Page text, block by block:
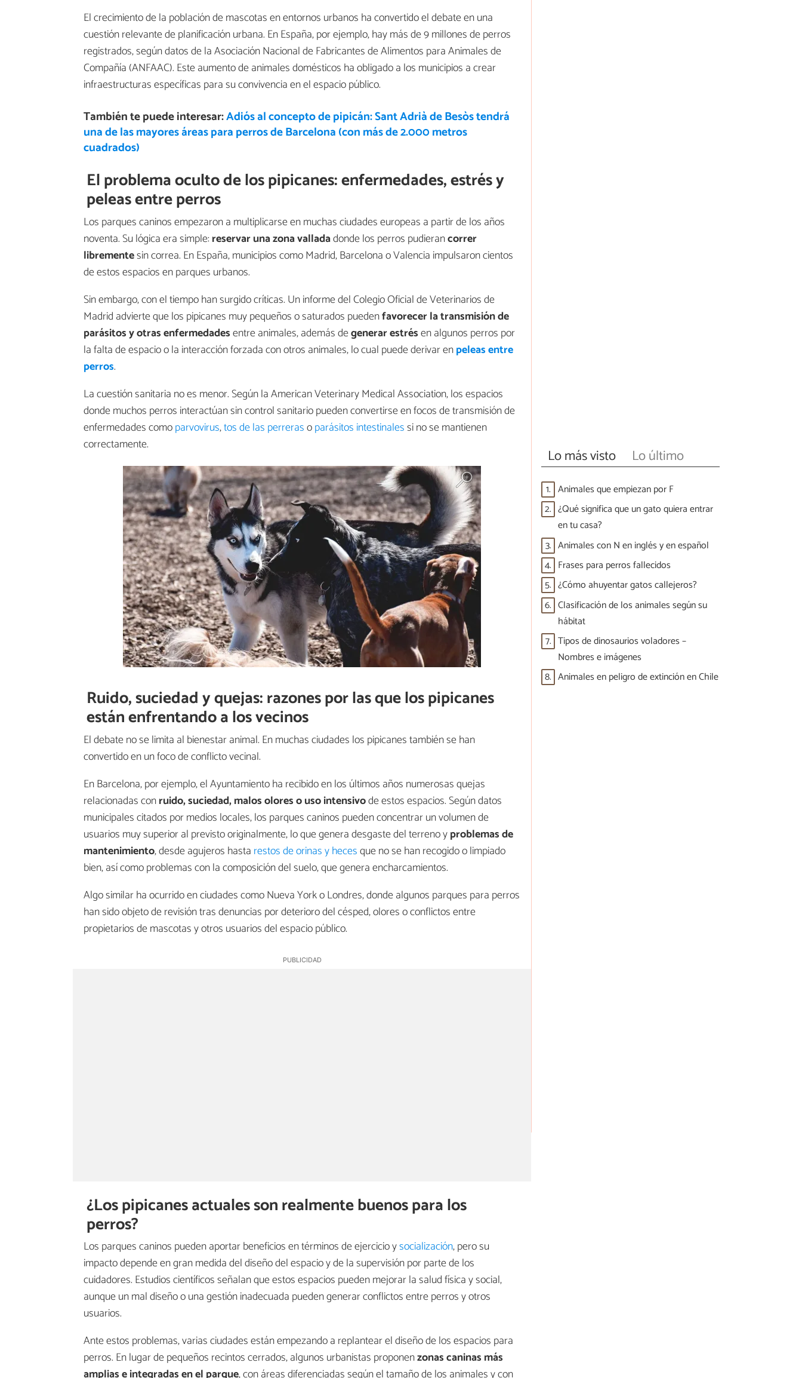
El crecimiento de la población de mascotas en entornos urbanos ha convertido el debate en una
cuestión relevante de planificación urbana. En España, por ejemplo, hay más de 9 millones de perros
registrados, según datos de la Asociación Nacional de Fabricantes de Alimentos para Animales de
Compañía (ANFAAC). Este aumento de animales domésticos ha obligado a los municipios a crear
infraestructuras específicas para su convivencia en el espacio público.
También te puede interesar:Adiós al concepto de pipicán: Sant Adrià de Besòs tendrá
una de las mayores áreas para perros de Barcelona (con más de 2.000 metros
cuadrados)
El problema oculto de los pipicanes: enfermedades, estrés y
peleas entre perros
Los parques caninos empezaron a multiplicarse en muchas ciudades europeas a partir de los años
noventa. Su lógica era simple:reservar una zona valladadonde los perros pudierancorrer
librementesin correa. En España, municipios como Madrid, Barcelona o Valencia impulsaron cientos
de estos espacios en parques urbanos.
Sin embargo, con el tiempo han surgido críticas. Un informe del Colegio Oficial de Veterinarios de
Madrid advierte que los pipicanes muy pequeños o saturados puedenfavorecer la transmisión de
parásitos y otras enfermedadesentre animales, además degenerar estrésen algunos perros por
la falta de espacio o la interacción forzada con otros animales, lo cual puede derivar enpeleas entre
perros.
La cuestión sanitaria no es menor. Según la American Veterinary Medical Association, los espacios
donde muchos perros interactúan sin control sanitario pueden convertirse en focos de transmisión de
enfermedades comoparvovirus,tos de las perrerasoparásitos intestinalessi no se mantienen
correctamente.
Ruido, suciedad y quejas: razones por las que los pipicanes
están enfrentando a los vecinos
El debate no se limita al bienestar animal. En muchas ciudades los pipicanes también se han
convertido en un foco de conflicto vecinal.
En Barcelona, por ejemplo, el Ayuntamiento ha recibido en los últimos años numerosas quejas
relacionadas conruido, suciedad, malos olores o uso intensivode estos espacios. Según datos
municipales citados por medios locales, los parques caninos pueden concentrar un volumen de
usuarios muy superior al previsto originalmente, lo que genera desgaste del terreno yproblemas de
mantenimiento, desde agujeros hasta restos de orinas y hecesque no se han recogido o limpiado
bien, así como problemas con la composición del suelo, que genera encharcamientos.
Algo similar ha ocurrido en ciudades como Nueva York o Londres, donde algunos parques para perros
han sido objeto de revisión tras denuncias por deterioro del césped, olores o conflictos entre
propietarios de mascotas y otros usuarios del espacio público.
¿Los pipicanes actuales son realmente buenos para los
perros?
Los parques caninos pueden aportar beneficios en términos de ejercicio ysocialización, pero su
impacto depende en gran medida del diseño del espacio y de la supervisión por parte de los
cuidadores. Estudios científicos señalan que estos espacios pueden mejorar la salud física y social,
aunque un mal diseño o una gestión inadecuada pueden generar conflictos entre perros y otros
usuarios.
Ante estos problemas, varias ciudades están empezando a replantear el diseño de los espacios para
perros. En lugar de pequeños recintos cerrados, algunos urbanistas proponenzonas caninas más
Lo más visto Lo último
1. Animales que empiezan por F
2. ¿Qué significa que un gato quiera entrar
en tu casa?
3. Animales con N en inglés y en español
4. Frases para perros fallecidos
5. ¿Cómo ahuyentar gatos callejeros?
6. Clasificación de los animales según su
hábitat
7. Tipos de dinosaurios voladores –
Nombres e imágenes
8. Animales en peligro de extinción en Chile